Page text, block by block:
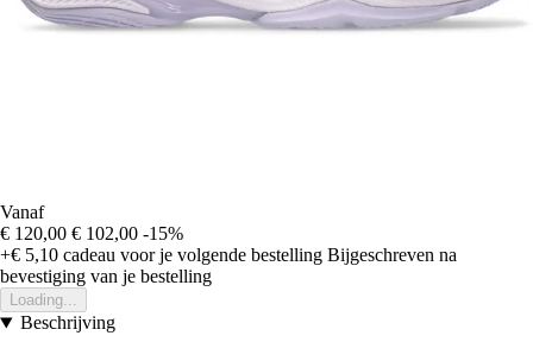
Vanaf
€ 120,00 € 102,00 -15%
+€ 5,10 cadeau voor je volgende bestelling Bijgeschreven na
bevestiging van je bestelling
Loading...
Beschrijving